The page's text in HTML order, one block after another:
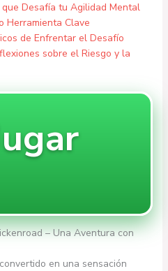
que Desafía tu Agilidad Mental
Herramienta Clave
de Enfrentar el Desafío
sobre el Riesgo y la
– Una Aventura con
en una sensación